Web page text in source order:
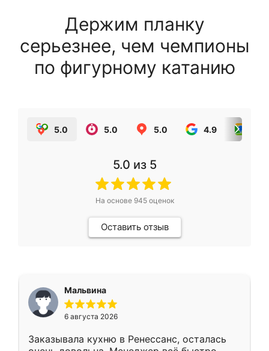
Держим планку
серьезнее, чем чемпионы
по фигурному катанию
5.0 5.0 5.0 4.9
5.0 из 5
На основе 945оценок
Оставить отзыв
Мальвина
6 августа 2026
Заказывала кухню в Ренессанс, осталась